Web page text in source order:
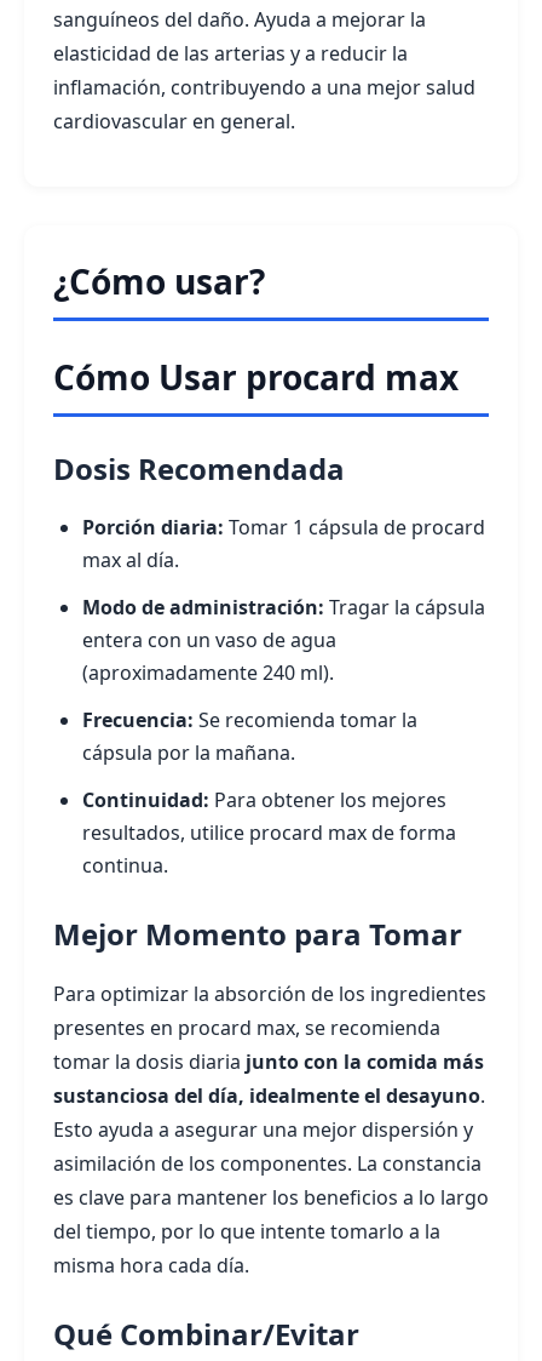
sanguíneos del daño. Ayuda a mejorar la
elasticidad de las arterias y a reducir la
inflamación, contribuyendo a una mejor salud
cardiovascular en general.
¿Cómo usar?
Cómo Usar procard max
Dosis Recomendada
Porción diaria: Tomar 1 cápsula de procard
max al día.
Modo de administración: Tragar la cápsula
entera con un vaso de agua
(aproximadamente 240 ml).
Frecuencia: Se recomienda tomar la
cápsula por la mañana.
Continuidad: Para obtener los mejores
resultados, utilice procard max de forma
continua.
Mejor Momento para Tomar
Para optimizar la absorción de los ingredientes
presentes en procard max, se recomienda
tomar la dosis diaria junto con la comida más
sustanciosa del día, idealmente el desayuno.
Esto ayuda a asegurar una mejor dispersión y
asimilación de los componentes. La constancia
es clave para mantener los beneficios a lo largo
del tiempo, por lo que intente tomarlo a la
misma hora cada día.
Qué Combinar/Evitar